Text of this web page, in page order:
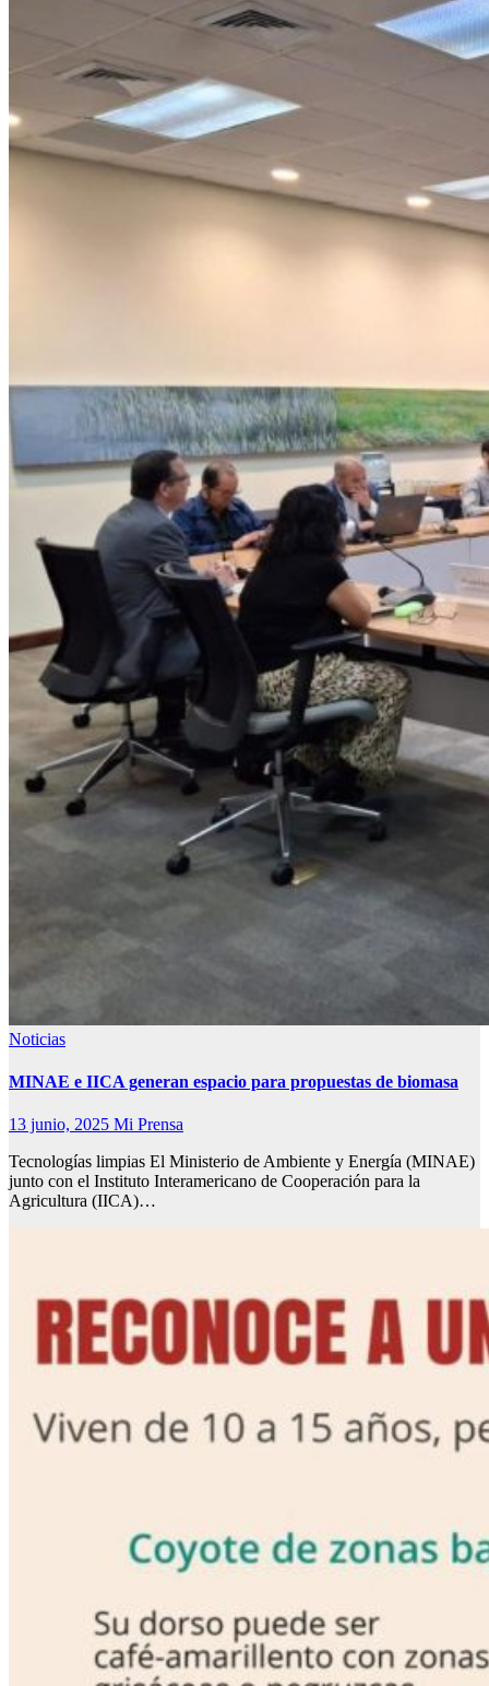
Noticias
MINAE e IICA generan espacio para propuestas de biomasa
13 junio, 2025 Mi Prensa
Tecnologías limpias El Ministerio de Ambiente y Energía (MINAE)
junto con el Instituto Interamericano de Cooperación para la
Agricultura (IICA)…